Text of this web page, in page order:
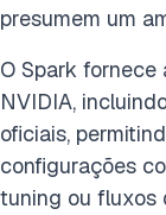
presumem um
O Spark
NVIDIA,
oficiais,
configurações
tuning ou fluxos